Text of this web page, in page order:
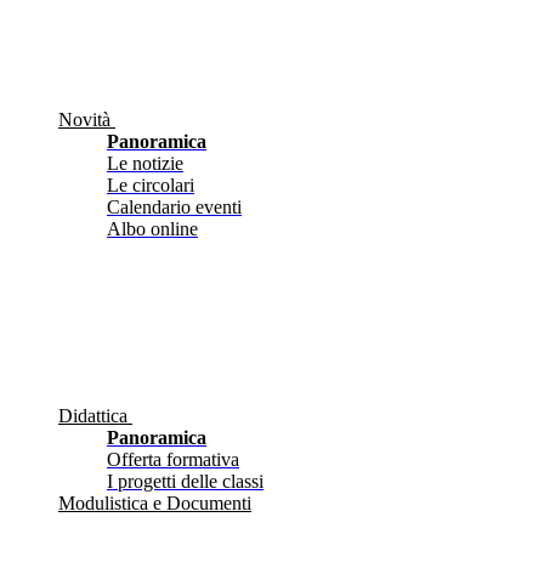
Novità
Panoramica
Le notizie
Le circolari
Calendario eventi
Albo online
Didattica
Panoramica
Offerta formativa
I progetti delle classi
Modulistica e Documenti